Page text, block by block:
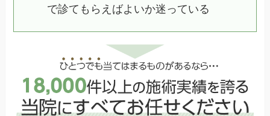
で診てもらえばよいか迷っている